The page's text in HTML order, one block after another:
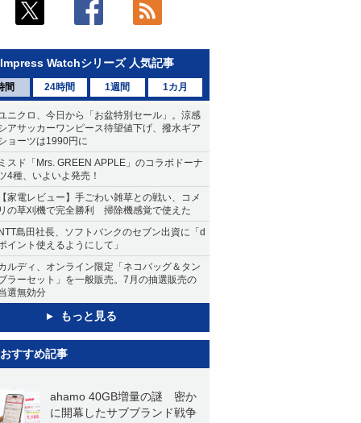
Impress Watchシリーズ 人気記事
間 24時間 1週間 1カ月
ニクロ、今日から「お盆特別セール」。涼感
アサッカーワンピース待望値下げ、撥水ギア
ョーツは1990円に
スド「Mrs. GREEN APPLE」のコラボドーナ
4種、いよいよ発売！
家電レビュー】手ごわい雑草との戦い、コメ
の草刈機で完全勝利 掃除機感覚で使えた
島田社長、ソフトバンクのセブン出資に「d
イント使えるようにして」
ルディ、オンライン限定「ネコバッグ＆タン
ラーセット」を一般販売。7月の抽選販売の
選無効分
もっと見る
おすすめ記事
ahamo 40GB増量の謎 密か
に開幕したサブブランド戦争